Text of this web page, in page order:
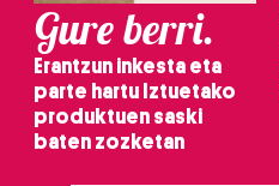
Gure berri.
Erantzun inkesta eta
parte hartu Iztuetako
produktuen saski
baten zozketan